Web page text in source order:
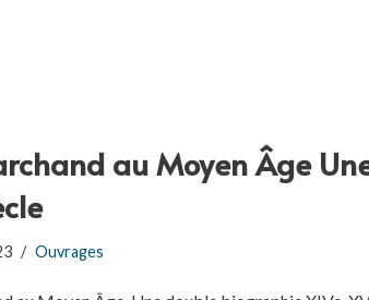
au Moyen Âge
Ouvrages